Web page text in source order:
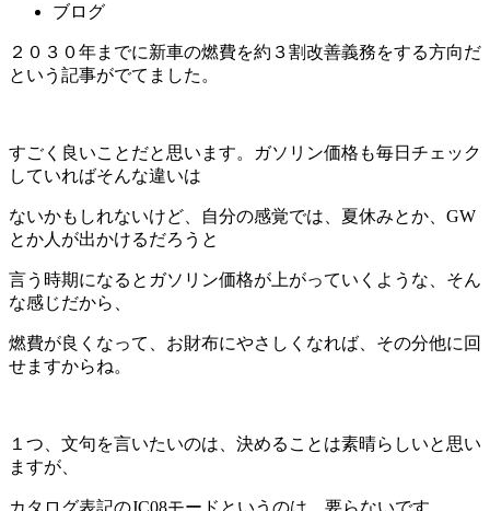
ブログ
２０３０年までに新車の燃費を約３割改善義務をする方向だ
という記事がでてました。
すごく良いことだと思います。ガソリン価格も毎日チェック
していればそんな違いは
ないかもしれないけど、自分の感覚では、夏休みとか、GW
とか人が出かけるだろうと
言う時期になるとガソリン価格が上がっていくような、そん
な感じだから、
燃費が良くなって、お財布にやさしくなれば、その分他に回
せますからね。
１つ、文句を言いたいのは、決めることは素晴らしいと思い
ますが、
カタログ表記のJC08モードというのは、要らないです。